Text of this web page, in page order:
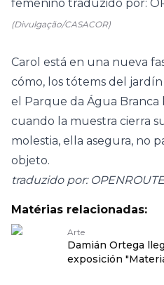
(Divulgação/CASACOR)
Carol está en una nueva
cómo, los tótems del
el Parque da Água Branca
cuando la muestra cierra
molestia, ella asegura, no
objeto.
traduzido por:
Matérias relacionadas:
Arte
Damián Ortega
exposición